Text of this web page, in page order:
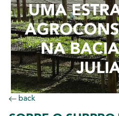
UMA
NA
back